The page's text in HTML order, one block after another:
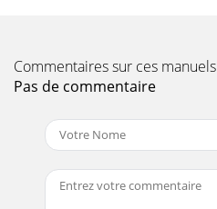
Commentaires sur ces manuels
Pas de commentaire